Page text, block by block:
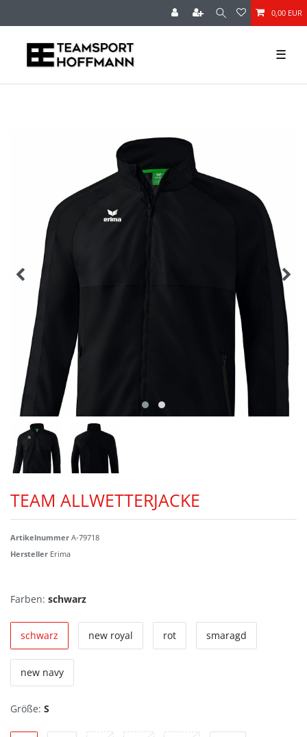
0,00 EUR
☰
TEAM ALLWETTERJACKE
Artikelnummer A-79718
Hersteller Erima
Farben: schwarz
schwarz new royal rot smaragd
new navy
Größe: S